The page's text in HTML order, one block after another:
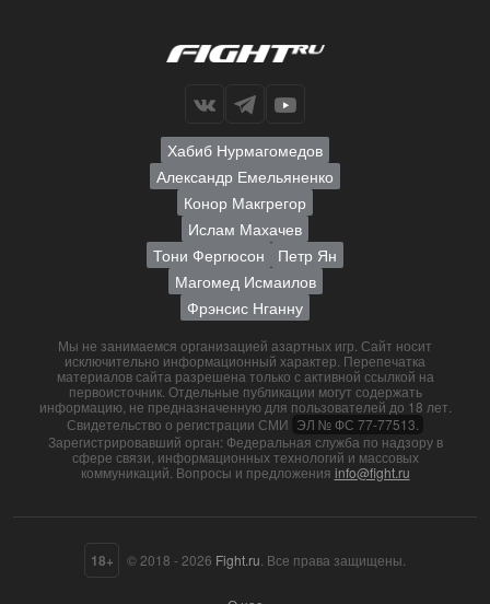
Хабиб Нурмагомедов
Александр Емельяненко
Конор Макгрегор
Ислам Махачев
Тони Фергюсон
Петр Ян
Магомед Исмаилов
Фрэнсис Нганну
Мы не занимаемся организацией азартных игр. Сайт носит
исключительно информационный характер. Перепечатка
материалов сайта разрешена только с активной ссылкой на
первоисточник. Отдельные публикации могут содержать
информацию, не предназначенную для пользователей до 18 лет.
Свидетельство о регистрации СМИ ЭЛ № ФС 77-77513.
Зарегистрировавший орган: Федеральная служба по надзору в
сфере связи, информационных технологий и массовых
коммуникаций. Вопросы и предложения info@fight.ru
18+ © 2018 - 2026 Fight.ru . Все права защищены.